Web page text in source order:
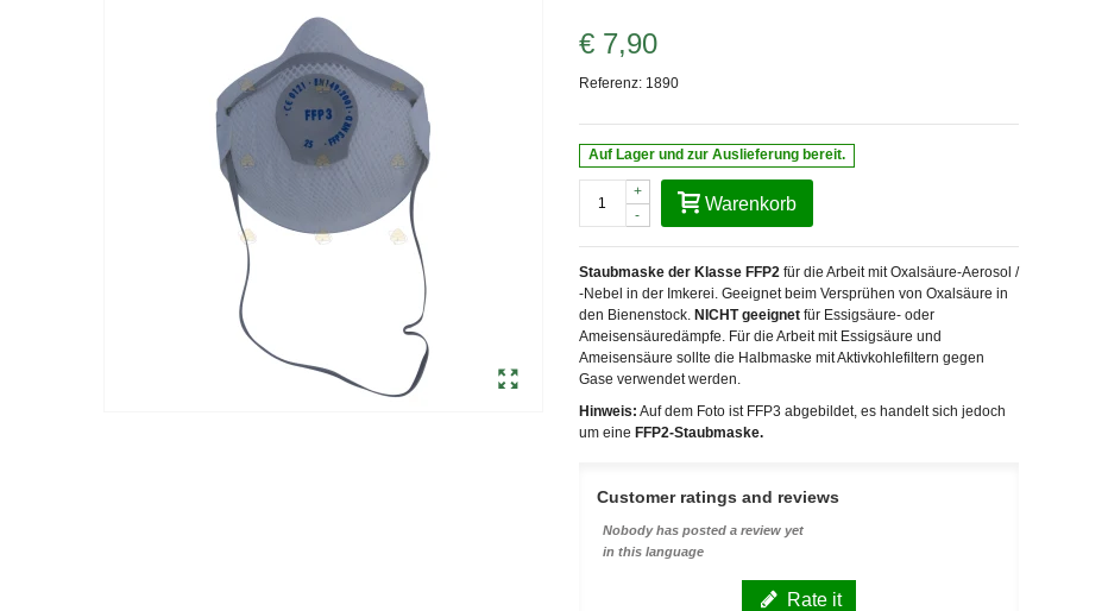
€ 7,90
Referenz: 1890
Auf Lager und zur Auslieferung bereit.
-
+
Warenkorb
Staubmaske der Klasse FFP2für die Arbeit mit Oxalsäure-Aerosol /
-Nebel in der Imkerei. Geeignet beim Versprühen von Oxalsäure in
den Bienenstock. NICHT geeignetfür Essigsäure- oder
Ameisensäuredämpfe. Für die Arbeit mit Essigsäure und
Ameisensäure sollte die Halbmaske mit Aktivkohlefiltern gegen
Gase verwendet werden.
Hinweis: Auf dem Foto ist FFP3 abgebildet, es handelt sich jedoch
um eine FFP2-Staubmaske.
Customer ratings and reviews
Nobody has posted a review yet
in this language
Rate it